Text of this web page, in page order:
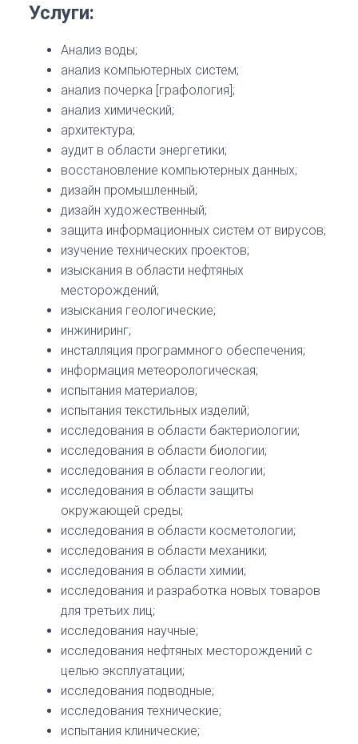
Услуги:
Анализ воды;
анализ компьютерных систем;
анализ почерка [графология];
анализ химический;
архитектура;
аудит в области энергетики;
восстановление компьютерных данных;
дизайн промышленный;
дизайн художественный;
защита информационных систем от вирусов;
изучение технических проектов;
изыскания в области нефтяных
месторождений;
изыскания геологические;
инжиниринг;
инсталляция программного обеспечения;
информация метеорологическая;
испытания материалов;
испытания текстильных изделий;
исследования в области бактериологии;
исследования в области биологии;
исследования в области геологии;
исследования в области защиты
окружающей среды;
исследования в области косметологии;
исследования в области механики;
исследования в области химии;
исследования и разработка новых товаров
для третьих лиц;
исследования научные;
исследования нефтяных месторождений с
целью эксплуатации;
исследования подводные;
исследования технические;
испытания клинические;